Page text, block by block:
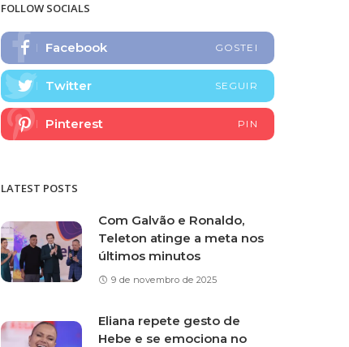
FOLLOW SOCIALS
Facebook GOSTEI
Twitter SEGUIR
Pinterest PIN
LATEST POSTS
Com Galvão e Ronaldo,
Teleton atinge a meta nos
últimos minutos
9 de novembro de 2025
Eliana repete gesto de
Hebe e se emociona no